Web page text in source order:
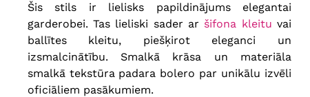
Šis stils ir lielisks papildinājums elegantai
garderobei. Tas lieliski sader ar šifona kleitu vai
ballītes kleitu, piešķirot eleganci un
izsmalcinātību. Smalkā krāsa un materiāla
smalkā tekstūra padara bolero par unikālu izvēli
oficiāliem pasākumiem.